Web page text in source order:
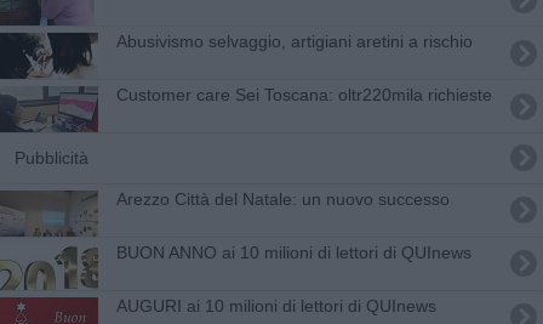
Abusivismo selvaggio, artigiani aretini a rischio
​Customer care Sei Toscana: oltr220mila richieste
Pubblicità
Arezzo Città del Natale: un nuovo successo
BUON ANNO ai 10 milioni di lettori di QUInews
AUGURI ai 10 milioni di lettori di QUInews